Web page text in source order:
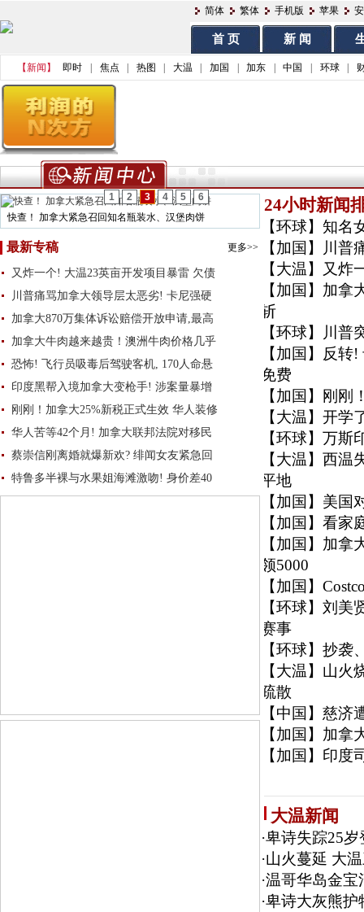
简体 繁体 手机版 苹果
首 页 新 闻
【新闻】 即时 焦点 热图 大温 加国 加东 中国 环球
1 2 3 4 5
6
快查！ 加拿大紧急召回知名瓶装水、汉堡肉饼
最新专稿 更多>>
又炸一个! 大温23英亩开发项目暴雷 欠债
川普痛骂加拿大领导层太恶劣! 卡尼强硬
加拿大870万集体诉讼赔偿开放申请,最高
加拿大牛肉越来越贵！澳洲牛肉价格几乎
恐怖! 飞行员吸毒后驾驶客机, 170人命悬
印度黑帮入境加拿大变枪手! 涉案量暴增
刚刚！加拿大25%新税正式生效 华人装修
华人苦等42个月! 加拿大联邦法院对移民
蔡崇信刚离婚就爆新欢? 绯闻女友紧急回
特鲁多半裸与水果姐海滩激吻! 身价差40
24小时新闻
【环球】 知名
【加国】
川普
【大温】 又炸
【加国】 加拿
斩
【环球】
川普
【加国】 反转!
免费
【加国】
刚刚
【大温】 开学
【环球】 万斯
【大温】 西温
平地
【加国】 美国
【加国】 看家
【加国】 加拿
领5000
【加国】
【环球】 刘美
赛事
【环球】 抄袭
【大温】 山火
疏散
【中国】 慈济
【加国】 加拿
【加国】 印度
大温新闻
·卑诗失踪25
·山火蔓延 大
·温哥华岛金宝
·卑诗大灰熊护